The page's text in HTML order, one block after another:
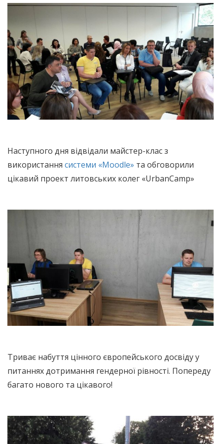
Наступного дня відвідали майстер-клас з
використання системи «Moodle» та обговорили
цікавий проект литовських колег «UrbanCamp»
Триває набуття цінного європейського досвіду у
питаннях дотримання гендерної рівності. Попереду
багато нового та цікавого!